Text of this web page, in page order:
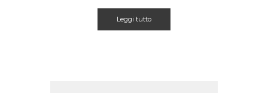
era:
€ 649.99.€ 499.99.
Leggi tutto